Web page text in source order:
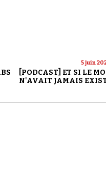
5 juin
[PODCAST] ET SI LE
N'AVAIT JAMAIS